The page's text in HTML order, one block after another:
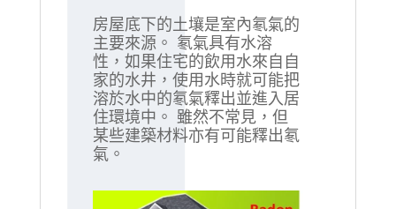
房屋底下的土壤是室內氡氣的
主要來源。 氡氣具有水溶
性，如果住宅的飲用水來自自
家的水井，使用水時就可能把
溶於水中的氡氣釋出並進入居
住環境中。 雖然不常見，但
某些建築材料亦有可能釋出氡
氣。